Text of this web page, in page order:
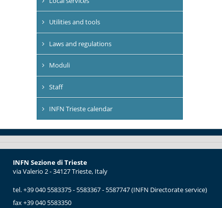
Utilities and tools
Laws and regulations
Moduli
Staff
INFN Trieste calendar
INFN Sezione di Trieste
via Valerio 2 - 34127 Trieste, Italy
tel. +39 040 5583375 - 5583367 - 5587747 (INFN Directorate service)
fax +39 040 5583350